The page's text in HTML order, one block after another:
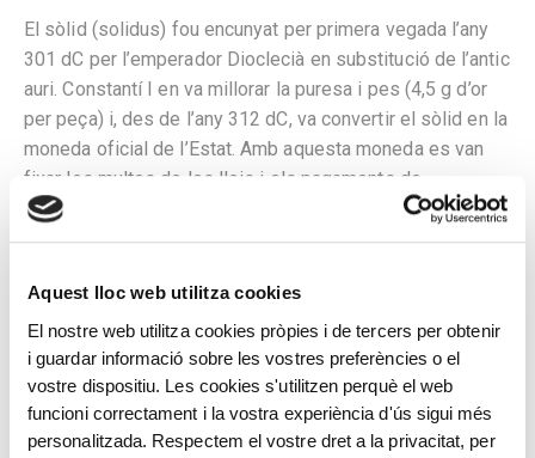
Aquest lloc web utilitza cookies
El nostre web utilitza cookies pròpies i de tercers per obtenir
i guardar informació sobre les vostres preferències o el
vostre dispositiu. Les cookies s'utilitzen perquè el web
funcioni correctament i la vostra experiència d'ús sigui més
personalitzada. Respectem el vostre dret a la privacitat, per
El sòlid (solidus) fou encunyat per primera vegada l’any
301 dC per l’emperador Dioclecià en substitució de l’antic
auri. Constantí I en va millorar la puresa i pes (4,5 g d’or
per peça) i, des de l’any 312 dC, va convertir el sòlid en la
moneda oficial de l’Estat. Amb aquesta moneda es van
fixar les multes de les lleis i els pagaments de
funcionaris i militars. Per això, la paraula llatina solidus va
anar derivant en el terme més genèric sou, amb
cuirassa envoltat per la llegenda D(ominus) N(oster)
CONSTANTINVS IVN(ior) NOB(ilissimus) CAES(ar) i una
gràfila de punts. Al revers, Constantí II vestit com a
militar, amb un estendard a la mà dreta i un ceptre llarg a